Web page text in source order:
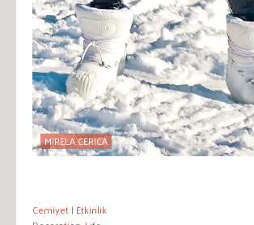
MIRELA CERICA
Cemiyet | Etkinlik